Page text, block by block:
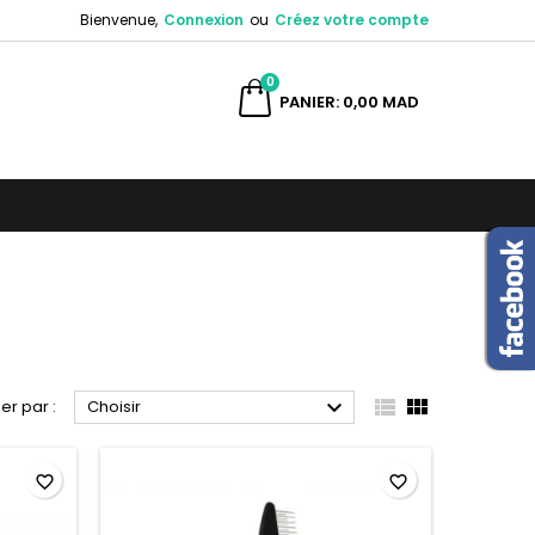
Bienvenue, Connexion ou Créez votre compte
PANIER
0
0,00 MAD
par : Choisir   
favorite_border favorite_border